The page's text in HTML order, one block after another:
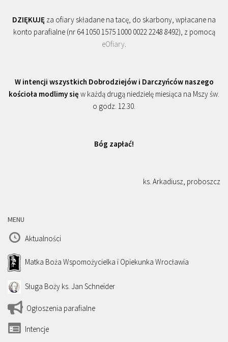
DZIĘKUJĘ za ofiary składane na tacę, do skarbony, wpłacane na
konto parafialne (nr 64 1050 1575 1000 0022 2248 8492), z pomocą
eOfiary
W intencji wszystkich Dobrodziejów i Darczyńców naszego
kościoła modlimy się w każdą drugą niedzielę miesiąca na Mszy św.
o godz. 12.30.
Bóg zapłać!
ks. Arkadiusz, proboszcz
MENU
Aktualności
Matka Boża Wspomożycielka i Opiekunka Wrocławia
Sługa Boży ks. Jan Schneider
Ogłoszenia parafialne
Intencje